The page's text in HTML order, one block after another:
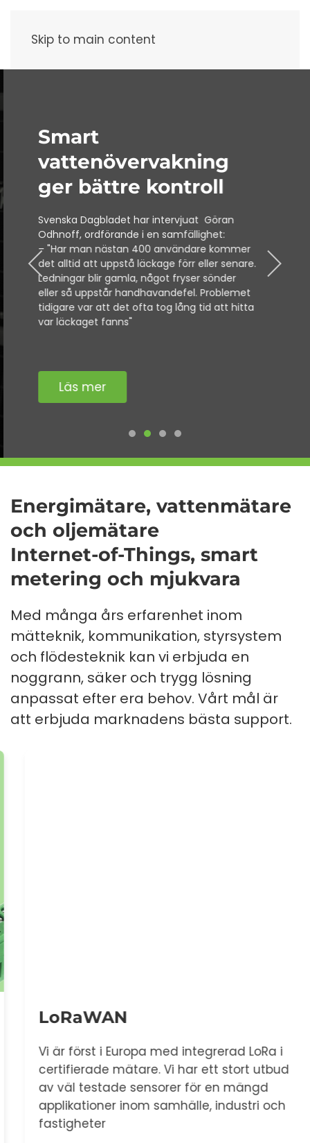
Skip to main content
Smart
vattenövervakning
ger bättre kontroll
Svenska Dagbladet har intervjuat Göran
Odhnoff, ordförande i en samfällighet:
– "Har man nästan 400 användare kommer
det alltid att uppstå läckage förr eller senare.
Ledningar blir gamla, något fryser sönder
eller så uppstår handhavandefel. Problemet
tidigare var att det ofta tog lång tid att hitta
var läckaget fanns"
Läs mer
Energimätare, vattenmätare
och oljemätare
Internet-of-Things, smart
metering och mjukvara
Med många års erfarenhet inom
mätteknik, kommunikation, styrsystem
och flödesteknik kan vi erbjuda en
noggrann, säker och trygg lösning
anpassat efter era behov. Vårt mål är
att erbjuda marknadens bästa support.
LoRaWAN
Vi är först i Europa med integrerad LoRa i
certifierade mätare. Vi har ett stort utbud
av väl testade sensorer för en mängd
applikationer inom samhälle, industri och
fastigheter